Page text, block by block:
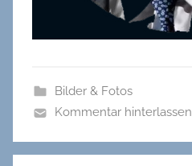
Bilder & Fotos
Kommentar hinterlassen